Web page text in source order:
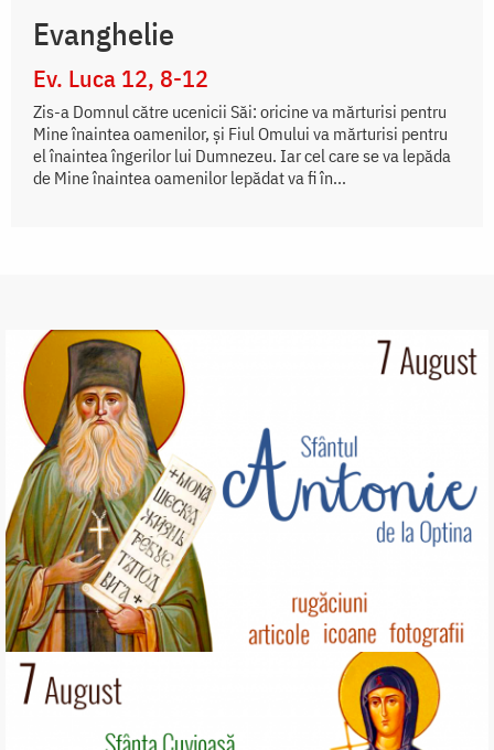
Evanghelie
Ev. Luca 12, 8-12
Zis-a Domnul către ucenicii Săi: oricine va mărturisi pentru
Mine înaintea oamenilor, şi Fiul Omului va mărturisi pentru
el înaintea îngerilor lui Dumnezeu. Iar cel care se va lepăda
de Mine înaintea oamenilor lepădat va fi în...